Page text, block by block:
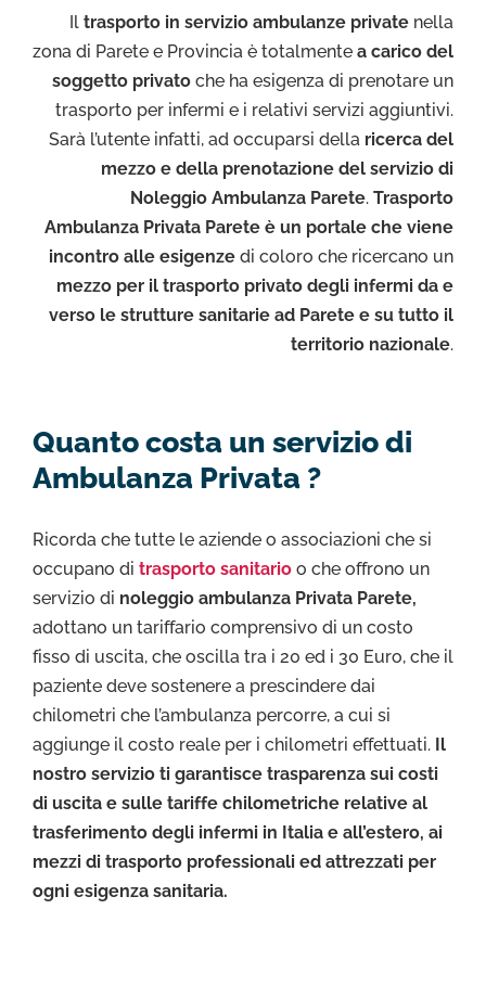
Il trasporto in servizio ambulanze private nella
zona di Parete e Provincia è totalmente a carico del
soggetto privato che ha esigenza di prenotare un
trasporto per infermi e i relativi servizi aggiuntivi.
Sarà l’utente infatti, ad occuparsi della ricerca del
mezzo e della prenotazione del servizio di
Noleggio Ambulanza Parete. Trasporto
Ambulanza Privata Parete è un portale che viene
incontro alle esigenze di coloro che ricercano un
mezzo per il trasporto privato degli infermi da e
verso le strutture sanitarie ad Parete e su tutto il
territorio nazionale.
Quanto costa un servizio di
Ambulanza Privata ?
Ricorda che tutte le aziende o associazioni che si
occupano di trasporto sanitario o che offrono un
servizio di noleggio ambulanza Privata Parete,
adottano un tariffario comprensivo di un costo
fisso di uscita, che oscilla tra i 20 ed i 30 Euro, che il
paziente deve sostenere a prescindere dai
chilometri che l’ambulanza percorre, a cui si
aggiunge il costo reale per i chilometri effettuati. Il
nostro servizio ti garantisce trasparenza sui costi
di uscita e sulle tariffe chilometriche relative al
trasferimento degli infermi in Italia e all’estero, ai
mezzi di trasporto professionali ed attrezzati per
ogni esigenza sanitaria.